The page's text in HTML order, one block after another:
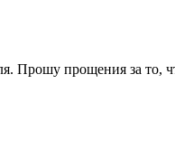
прощения за то,